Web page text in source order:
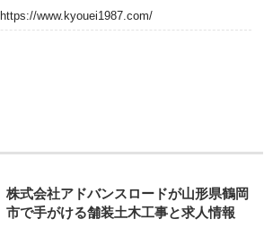
https://www.kyouei1987.com/
株式会社アドバンスロードが山形県鶴岡
市で手がける舗装土木工事と求人情報